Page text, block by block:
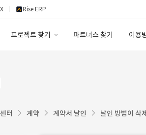
Rise ERP
프로젝트 찾기 파트너스 찾기 이용
터 계약 계약서 날인 날인 방법이 삭